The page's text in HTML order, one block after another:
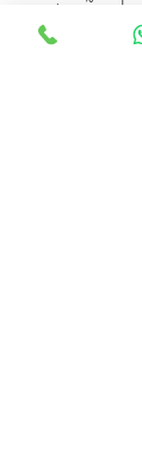
proteção